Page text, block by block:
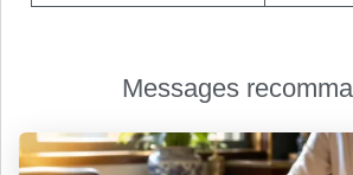
Messages